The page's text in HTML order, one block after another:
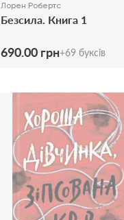
Лорен Робертс
Безсила. Книга 1
690.00 грн+69 буксів